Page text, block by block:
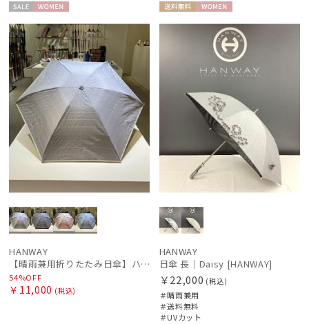
ル
N
HANWAY
【晴雨兼用折りたたみ日傘】ハンウェイ (HANWAY) Socal Gir（ソーカル・ガール） 暑さ対策、紫外線対策、親骨：～50cm 雨の日OK 遮光 UV 晴雨兼用
54%OFF
￥11,000 (税込)
HANWAY
日傘 長｜Daisy [HANWAY]
￥22,000 (税込)
＃晴雨兼用
＃送料無料
＃UVカット